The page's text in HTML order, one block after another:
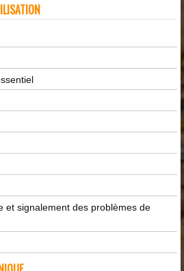
et signalement des problèmes de